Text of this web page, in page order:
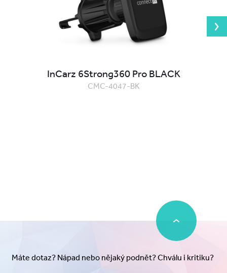
InCarz 6Strong360 Pro BLACK
CMC-4047-BK
Máte dotaz? Nápad nebo nějaký podnět? Chválu i kritiku?